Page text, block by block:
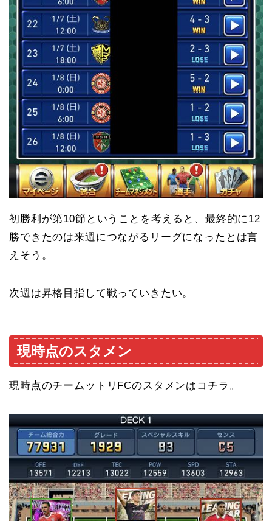
初勝利が第10節ということを考えると、最終的に12
勝できたのは来週につながるリーグになったとは言
えそう。
次週は昇格目指して戦っていきたい。
現時点のスタメン
現時点のチームットリFCのスタメンはコチラ。